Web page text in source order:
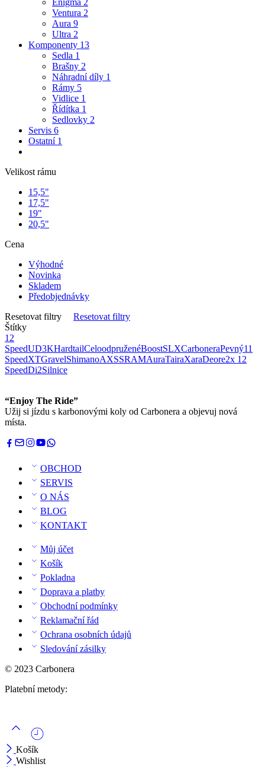
Enigma 2
Ventura 2
Aura 9
Ultra 2
Komponenty 13
Sedla 1
Brašny 2
Náhradní díly 1
Rámy 5
Vidlice 1
Řídítka 1
Sedlovky 2
Servis 6
Ostatní 1
Velikost rámu
15,5"
17,5"
19"
20,5"
Cena
Výhodné
Novinka
Skladem
Předobjednávky
Resetovat filtry
Resetovat filtry
Štítky
12
SpeedUD3KHardtailCeloodpruženéBoostSLXCarboneraPevný11
SpeedXTGravelShimanoAXSSRAMAuraTairaXaraDeore2x 12
SpeedDi2Silnice
“Enjoy The Ride”
Užij si jízdu s karbonovými koly od Carbonera a objevuj nová
místa.
OBCHOD
SERVIS
O NÁS
BLOG
KONTAKT
Můj účet
Košík
Pokladna
Doprava a platby
Obchodní podmínky
Reklamační řád
Ochrana osobních údajů
Sledování zásilky
© 2023 Carbonera
Platební metody:
Košík
Wishlist